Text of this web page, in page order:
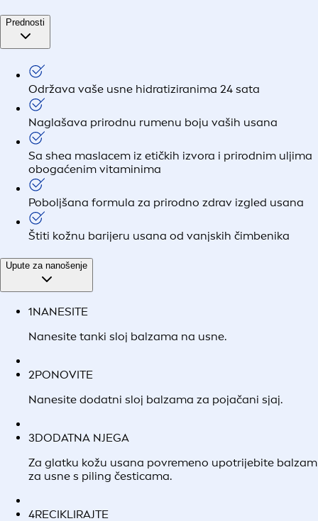
Prednosti
Održava vaše usne hidratiziranima 24 sata
Naglašava prirodnu rumenu boju vaših usana
Sa shea maslacem iz etičkih izvora i prirodnim uljima
obogaćenim vitaminima
Poboljšana formula za prirodno zdrav izgled usana
Štiti kožnu barijeru usana od vanjskih čimbenika
Upute za nanošenje
1NANESITE
Nanesite tanki sloj balzama na usne.
2PONOVITE
Nanesite dodatni sloj balzama za pojačani sjaj.
3DODATNA NJEGA
Za glatku kožu usana povremeno upotrijebite balzam
za usne s piling česticama.
4RECIKLIRAJTE